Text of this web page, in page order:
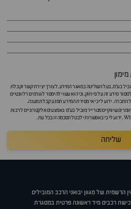
בע"מ, בעל השליטה במאגר המידע, לצורך יצירת קשר וקבלת
מידע זה על פי חוק, וכי הוא עשוי להימסר לגורמים רלוונטיים
החברה. ידוע לי כי אי מסירת המידע תמנע קבלת מענה.
שיווקיים מטרייד מוביל בע"מ באמצעים אלקטרוניים לרבות
שליחה
הרשמית של מגוון יבואני הרכב המובילים
רכבים מיד ראשונה פרטית במסגרת